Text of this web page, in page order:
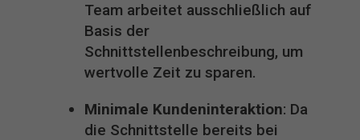
Team arbeitet ausschließlich auf
Basis der
Schnittstellenbeschreibung, um
wertvolle Zeit zu sparen.
Minimale Kundeninteraktion: Da
die Schnittstelle bereits bei